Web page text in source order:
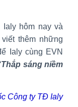
hôm nay và
thêm những
Ialy cùng EVN
sáng niềm
Công ty TĐ Ialy